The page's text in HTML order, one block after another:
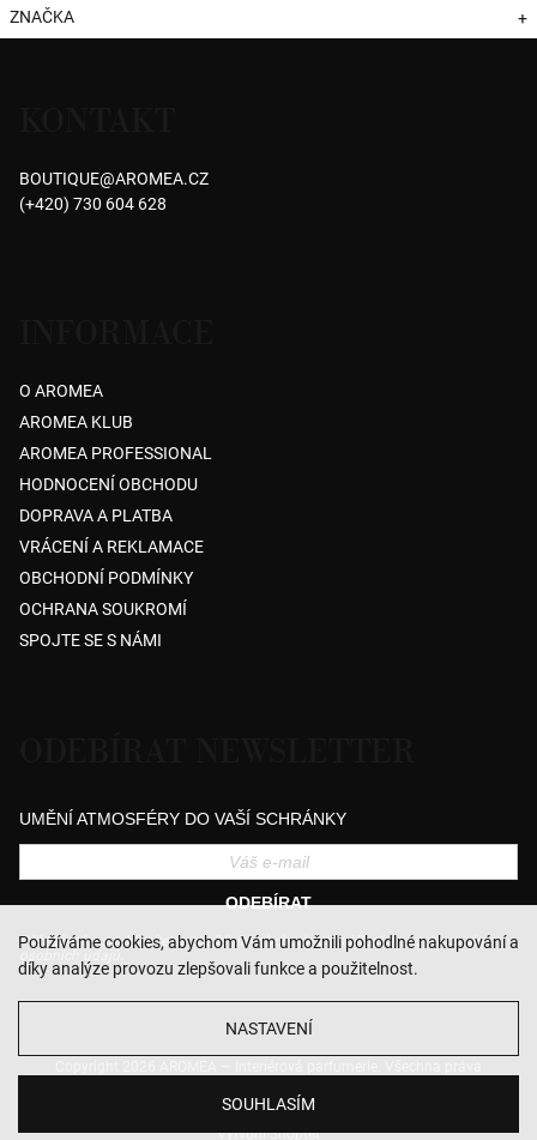
Používáme cookies, abychom Vám umožnili pohodlné nakupování a
díky analýze provozu zlepšovali funkce a použitelnost.
NASTAVENÍ
SOUHLASÍM
ZNAČKA +
BOUTIQUE@AROMEA.CZ
(+420) 730 604 628
O AROMEA
AROMEA KLUB
AROMEA PROFESSIONAL
HODNOCENÍ OBCHODU
DOPRAVA A PLATBA
VRÁCENÍ A REKLAMACE
OBCHODNÍ PODMÍNKY
OCHRANA SOUKROMÍ
SPOJTE SE S NÁMI
UMĚNÍ ATMOSFÉRY DO VAŠÍ SCHRÁNKY
ODEBÍRAT
Přihlášením souhlasíte se zasíláním obchodních sdělení a se zpracováním
Vytvořil Shoptet